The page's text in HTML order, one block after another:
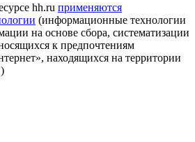
hh.ru применяются
(информационные технологии
на основе сбора, систематизации
к предпочтениям
находящихся на территории